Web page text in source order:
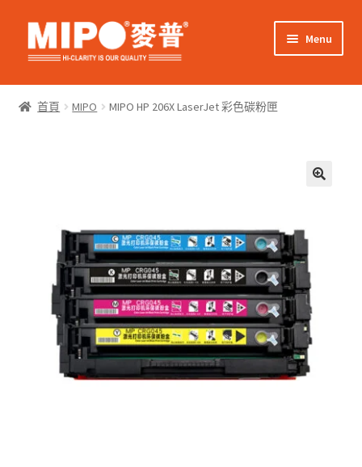
Skip
to
Skip
to
Menu
網上購物
Expand
child
我的帳戶
首頁 MIPO MIPO HP 206X LaserJet 彩色碳粉匣